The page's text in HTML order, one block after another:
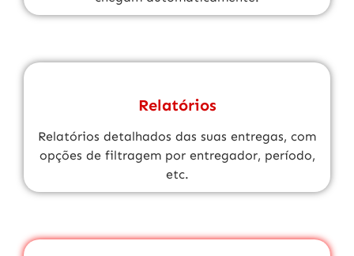
Relatórios
Relatórios detalhados das suas entregas, com
opções de filtragem por entregador, período,
etc.